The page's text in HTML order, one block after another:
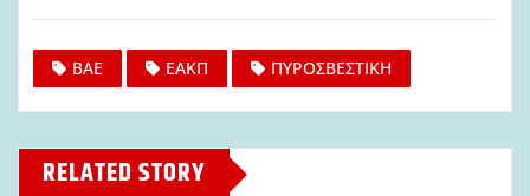
ΒΑΕ ΕΑΚΠ ΠΥΡΟΣΒΕΣΤΙΚΗ
RELATED STORY